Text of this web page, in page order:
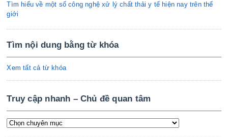
Tìm hiểu về một số công nghệ xử lý chất thải y tế hiện nay trên thế
giới
Tìm nội dung bằng từ khóa
Xem tất cả từ khóa
Truy cập nhanh – Chủ đề quan tâm